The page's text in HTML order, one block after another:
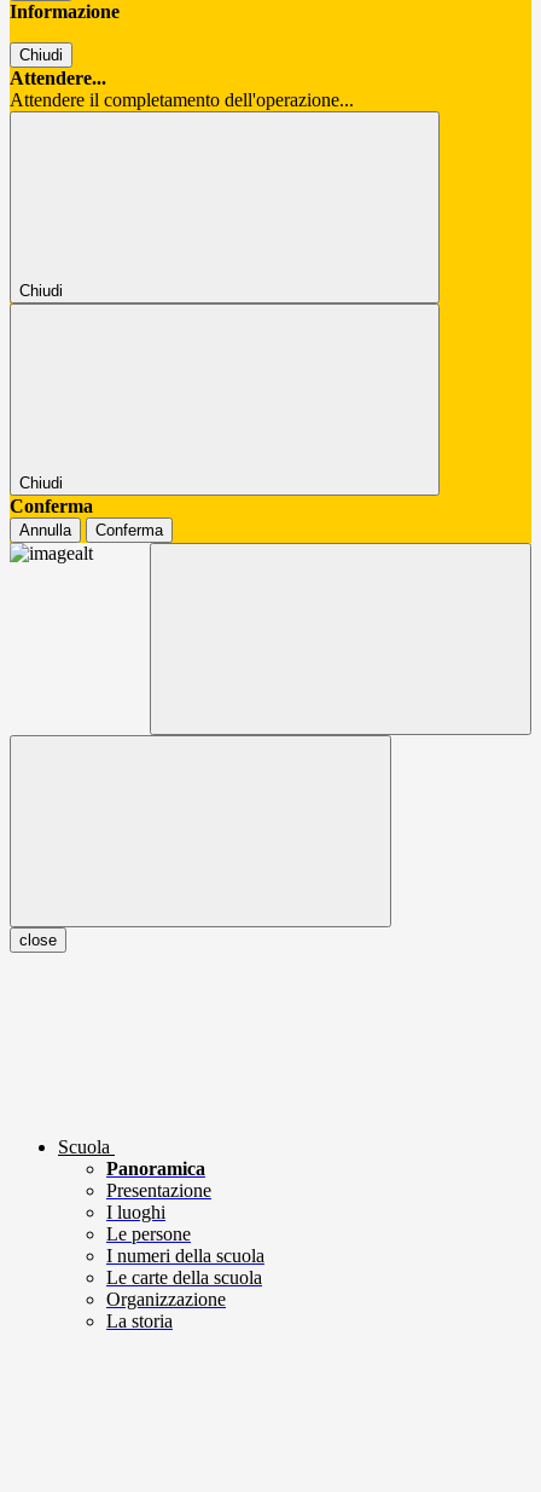
Informazione
Chiudi
Attendere...
Attendere il completamento dell'operazione...
Chiudi
Chiudi
Conferma
Annulla Conferma
close
Scuola
Panoramica
Presentazione
I luoghi
Le persone
I numeri della scuola
Le carte della scuola
Organizzazione
La storia